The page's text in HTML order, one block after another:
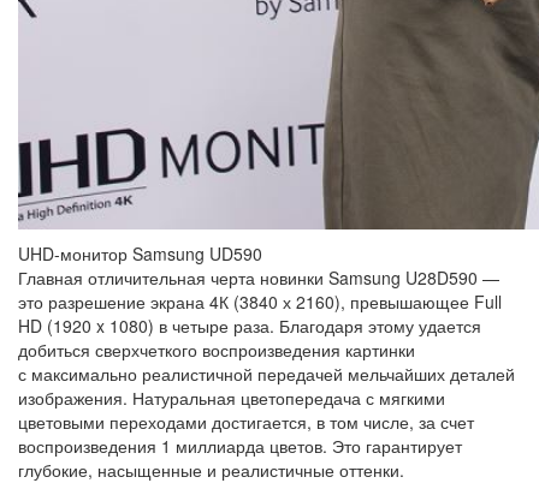
UHD-монитор Samsung UD590
Главная отличительная черта новинки Samsung U28D590 —
это разрешение экрана 4К (3840 х 2160), превышающее Full
HD (1920 x 1080) в четыре раза. Благодаря этому удается
добиться сверхчеткого воспроизведения картинки
с максимально реалистичной передачей мельчайших деталей
изображения. Натуральная цветопередача с мягкими
цветовыми переходами достигается, в том числе, за счет
воспроизведения 1 миллиарда цветов. Это гарантирует
глубокие, насыщенные и реалистичные оттенки.